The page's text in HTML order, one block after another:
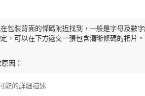
包裝背面的條碼附近找到，一般是字母及數
，可以在下方遞交一張包含清晰條碼的相片。
因：